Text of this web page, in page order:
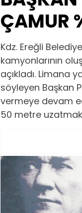
ÇAMUR
Kdz. Ereğli
kamyonlarının
açıkladı. Limana
söyleyen Başkan
vermeye devam
50 metre